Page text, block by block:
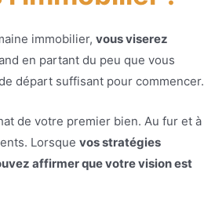
immobilier,vous viserez
en partant du peu que vous
départ suffisant pour commencer.
de votre premier bien. Au fur et à
Lorsquevos stratégies
affirmer que votre vision est